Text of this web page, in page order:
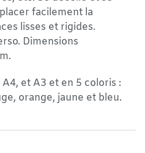
facilement la
lisses et rigides.
Dimensions
et A3 et en 5 coloris :
orange, jaune et bleu.